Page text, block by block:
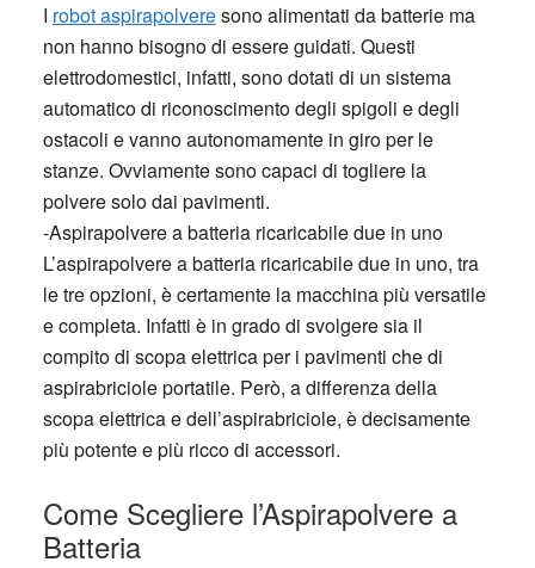
I robot aspirapolveresono alimentati da batterie ma
non hanno bisogno di essere guidati. Questi
elettrodomestici, infatti, sono dotati di un sistema
automatico di riconoscimento degli spigoli e degli
ostacoli e vanno autonomamente in giro per le
stanze. Ovviamente sono capaci di togliere la
polvere solo dai pavimenti.
-Aspirapolvere a batteria ricaricabile due in uno
L’aspirapolvere a batteria ricaricabile due in uno, tra
le tre opzioni, è certamente la macchina più versatile
e completa. Infatti è in grado di svolgere sia il
compito di scopa elettrica per i pavimenti che di
aspirabriciole portatile. Però, a differenza della
scopa elettrica e dell’aspirabriciole, è decisamente
più potente e più ricco di accessori.
Come Scegliere l’Aspirapolvere a
Batteria